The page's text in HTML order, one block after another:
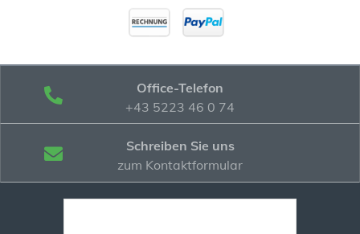
Office-Telefon
+43 5223 46 0 74
Schreiben Sie uns
zum Kontaktformular